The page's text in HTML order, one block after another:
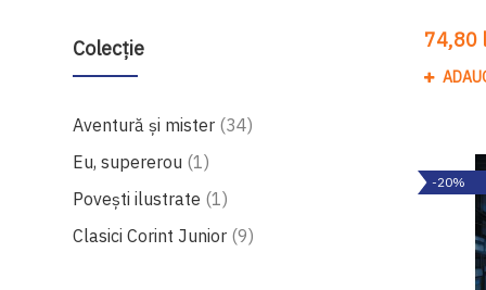
Colecție
Aventură și mister 34produse
Eu, supererou 1produs
Povești ilustrate 1produs
Clasici Corint Junior 9produse
74,80
-20%